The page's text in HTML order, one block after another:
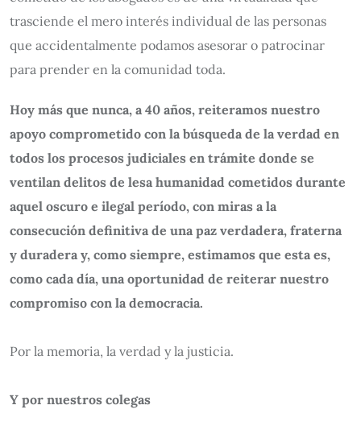
trasciende el mero interés individual de las personas
que accidentalmente podamos asesorar o patrocinar
para prender en la comunidad toda.
Hoy más que nunca, a 40 años, reiteramos nuestro
apoyo comprometido con la búsqueda de la verdad en
todos los procesos judiciales en trámite donde se
ventilan delitos de lesa humanidad cometidos durante
aquel oscuro e ilegal período, con miras a la
consecución definitiva de una paz verdadera, fraterna
y duradera y, como siempre, estimamos que esta es,
como cada día, una oportunidad de reiterar nuestro
compromiso con la democracia.
Por la memoria, la verdad y la justicia.
Y por nuestros colegas